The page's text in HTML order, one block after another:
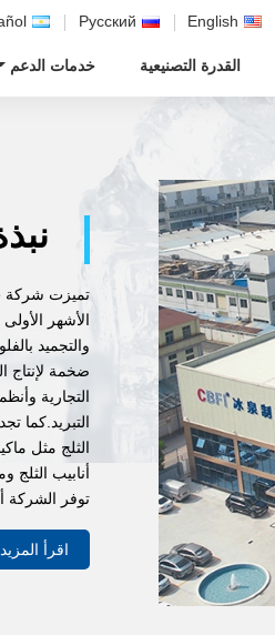
English
Русский
القدرة التصنيعية خدمات الدعم
والتجميد
ضخمة لإنتاج
التجارية
التبريد.كما
الثلج مثل
أنابيب الثلج
توفر الشركة
اقرأ المزيد